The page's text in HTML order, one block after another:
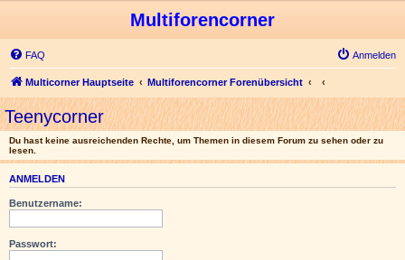
Multiforencorner
FAQ Anmelden
Multicorner Hauptseite Multiforencorner Forenübersicht
Teenycorner
Du hast keine ausreichenden Rechte, um Themen in diesem Forum zu sehen oder zu
lesen.
ANMELDEN
Benutzername:
Passwort: